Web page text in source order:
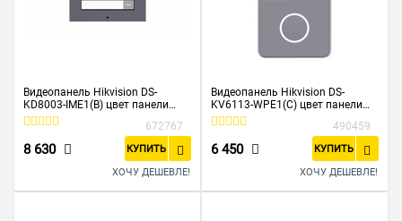
Видеопанель Hikvision DS-
KD8003-IME1(B) цвет панели
черный
672767
8 630 КУПИТЬ
ХОЧУ ДЕШЕВЛЕ!
Видеопанель Hikvision DS-
KV6113-WPE1(C) цвет панели
черный
490459
6 450 КУПИТЬ
ХОЧУ ДЕШЕВЛЕ!